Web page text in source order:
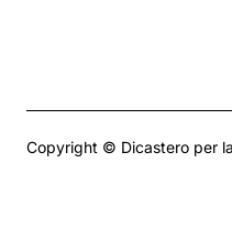
Copyright © Dicastero per